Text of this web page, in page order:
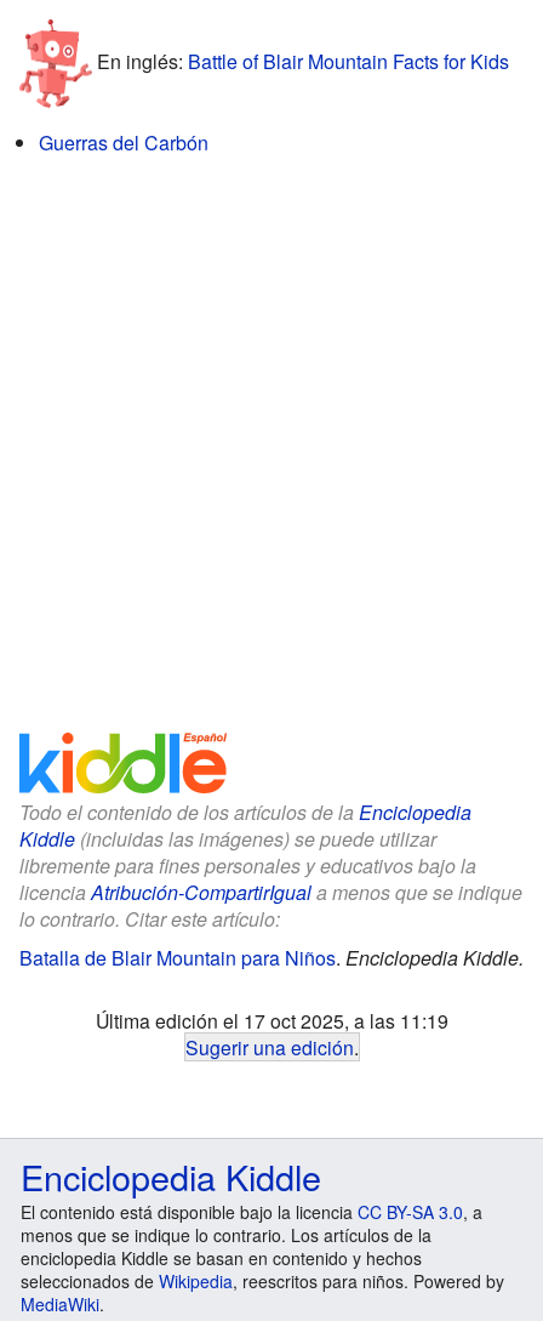
En inglés: Battle of Blair Mountain Facts for Kids
Guerras del Carbón
Todo el contenido de los artículos de la Enciclopedia
Kiddle (incluidas las imágenes) se puede utilizar
libremente para fines personales y educativos bajo la
licenciaAtribución-CompartirIguala menos que se indique
lo contrario. Citar este artículo:
Batalla de Blair Mountain para Niños. Enciclopedia Kiddle.
Última edición el 17 oct 2025, a las 11:19
Sugerir una edición.
Enciclopedia Kiddle
El contenido está disponible bajo la licencia CC BY-SA 3.0, a
menos que se indique lo contrario. Los artículos de la
enciclopedia Kiddle se basan en contenido y hechos
seleccionados de Wikipedia, reescritos para niños. Powered by
MediaWiki.